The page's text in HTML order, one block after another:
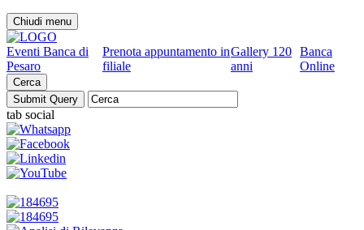
Chiudi menu
Eventi Banca di
Pesaro
Prenota appuntamento in
filiale
Gallery 120
anni
Banca
Online
Cerca
tab social